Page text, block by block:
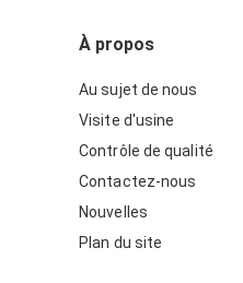
À propos
Au sujet de nous
Visite d'usine
Contrôle de qualité
Contactez-nous
Nouvelles
Plan du site